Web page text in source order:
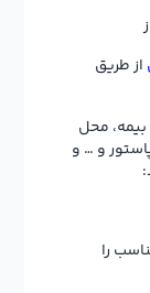
از طریق
محل
و … و
را